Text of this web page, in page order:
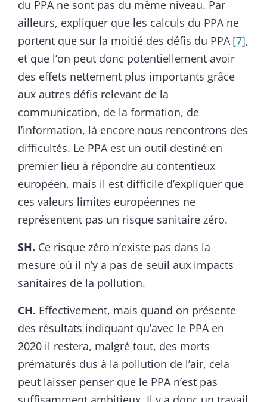
du PPA ne sont pas du même niveau. Par
ailleurs, expliquer que les calculs du PPA ne
portent que sur la moitié des défis du PPA 7 ,
et que l’on peut donc potentiellement avoir
des effets nettement plus importants grâce
aux autres défis relevant de la
communication, de la formation, de
l’information, là encore nous rencontrons des
difficultés. Le PPA est un outil destiné en
premier lieu à répondre au contentieux
européen, mais il est difficile d’expliquer que
ces valeurs limites européennes ne
représentent pas un risque sanitaire zéro.
SH. Ce risque zéro n’existe pas dans la
mesure où il n’y a pas de seuil aux impacts
sanitaires de la pollution.
CH. Effectivement, mais quand on présente
des résultats indiquant qu’avec le PPA en
2020 il restera, malgré tout, des morts
prématurés dus à la pollution de l’air, cela
peut laisser penser que le PPA n’est pas